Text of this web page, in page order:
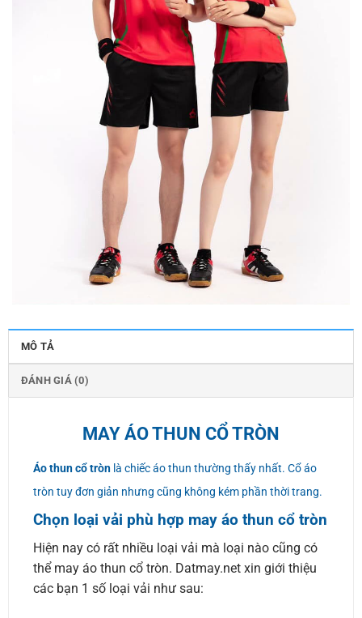
MÔ TẢ
ĐÁNH GIÁ (0)
MAY ÁO THUN CỔ TRÒN
Áo thun cổ trònlà chiếc áo thun thường thấy nhất. Cổ áo
tròn tuy đơn giản nhưng cũng không kém phần thời trang.
Chọn loại vải phù hợp may áo thun cổ tròn
Hiện nay có rất nhiều loại vải mà loại nào cũng có
thể may áo thun cổ tròn. Datmay.net xin giới thiệu
các bạn 1 số loại vải như sau: